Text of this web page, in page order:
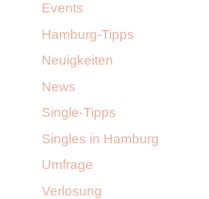
Events
Hamburg-Tipps
Neuigkeiten
News
Single-Tipps
Singles in Hamburg
Umfrage
Verlosung